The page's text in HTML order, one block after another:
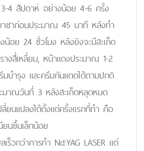
4 สัปดาห์ อย่างน้อย 4-6 ครั้ง
ชาก่อนประมาณ 45 นาที หลังทำ
น้อย 24 ชั่วโมง หลังยิงจะมีสะเก็ด
างสี่เหลี่ยม, หน้าแดงประมาณ 1-2
บำรุง และครีมกันแดดได้ตามปกติ
ะมาณวันที่ 3 หลังสะเก็ดหลุดหมด
ลี่ยนแปลงได้ตั้งแต่ครั้งแรกที่ทำ คือ
ยนขึ้นเล็กน้อย
ร็วกว่าการทำ Nd:YAG LASER แต่